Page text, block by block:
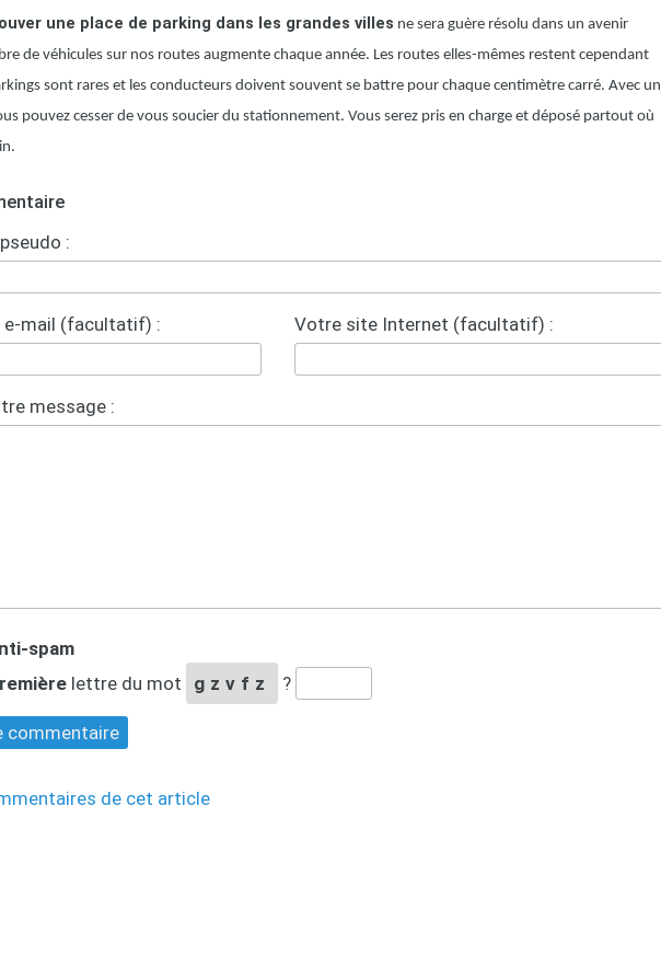
une place de parking dans les grandes villes ne sera guère résolu dans un avenir
de véhicules sur nos routes augmente chaque année. Les routes elles-mêmes restent cependant
sont rares et les conducteurs doivent souvent se battre pour chaque centimètre carré. Avec un
pouvez cesser de vous soucier du stationnement. Vous serez pris en charge et déposé partout où
:
e-mail (facultatif) : Votre site Internet (facultatif) :
message :
spam
lettre du mot gzvfz ?
de cet article